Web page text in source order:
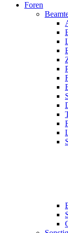
Foren